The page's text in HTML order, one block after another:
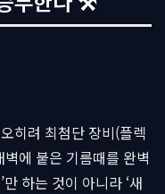
히려 최첨단 장비(플렉
에 붙은 기름때를 완벽
하는 것이 아니라 ‘새